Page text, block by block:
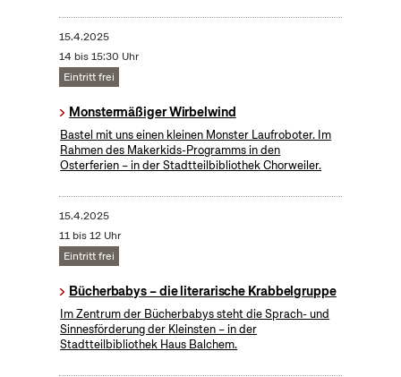
15.4.2025
14 bis 15:30 Uhr
Eintritt frei
Monstermäßiger Wirbelwind
Bastel mit uns einen kleinen Monster Laufroboter. Im
Rahmen des Makerkids-Programms in den
Osterferien – in der Stadtteilbibliothek Chorweiler.
15.4.2025
11 bis 12 Uhr
Eintritt frei
Bücherbabys – die literarische Krabbelgruppe
Im Zentrum der Bücherbabys steht die Sprach- und
Sinnesförderung der Kleinsten – in der
Stadtteilbibliothek Haus Balchem.